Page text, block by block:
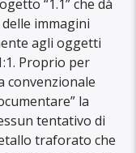
“1.1” che dà
immagini
agli oggetti
Proprio per
convenzionale
la
tentativo di
traforato che